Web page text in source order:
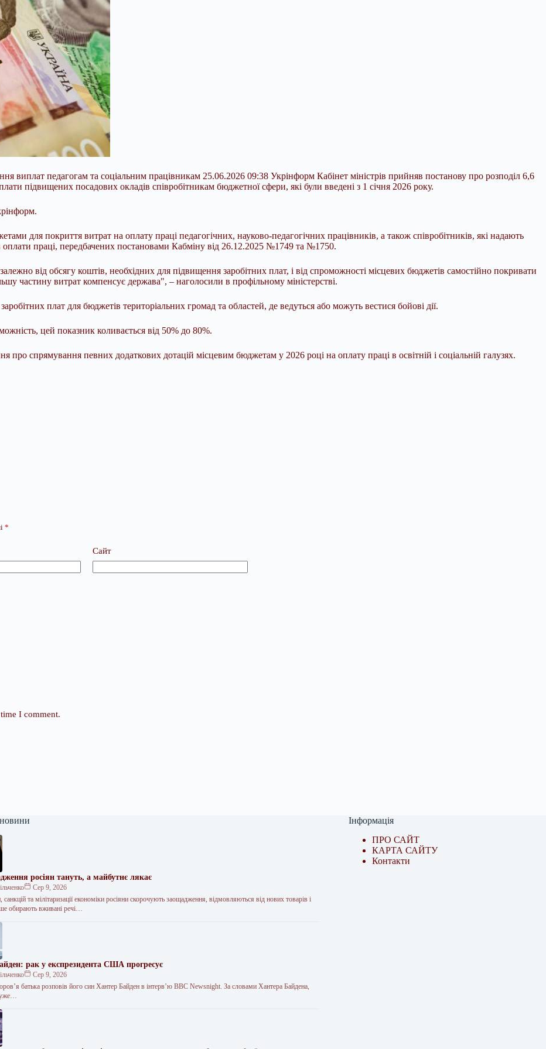
виплат педагогам та соціальним працівникам 25.06.2026 09:38 Укрінформ Кабінет міністрів прийняв постанову про розподіл 6,6
підвищених посадових окладів співробітникам бюджетної сфери, які були введені з 1 січня 2026 року.
для покриття витрат на оплату праці педагогічних, науково-педагогічних працівників, а також співробітників, які надають
оплати праці, передбачених постановами Кабміну від 26.12.2025 №1749 та №1750.
від обсягу коштів, необхідних для підвищення заробітних плат, і від спроможності місцевих бюджетів самостійно покривати
частину витрат компенсує держава", – наголосили в профільному міністерстві.
плат для бюджетів територіальних громад та областей, де ведуться або можуть вестися бойові дії.
цей показник коливається від 50% до 80%.
про спрямування певних додаткових дотацій місцевим бюджетам у 2026 році на оплату праці в освітній і соціальній галузях.
*
Сайт
I comment.
росіян тануть, а майбутнє лякає
Сер 9, 2026
санкцій та мілітаризації економіки росіяни скорочують заощадження, відмовляються від нових товарів і
обирають вживані речі…
рак у експрезидента США прогресує
Сер 9, 2026
батька розповів його син Хантер Байден в інтерв’ю BBC Newsnight. За словами Хантера Байдена,
Інформація
ПРО САЙТ
КАРТА САЙТУ
Контакти